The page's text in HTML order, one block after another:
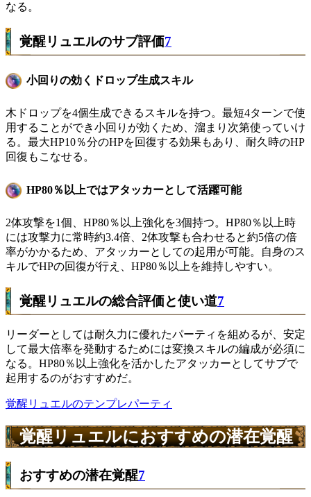
なる。
覚醒リュエルのサブ評価7
小回りの効くドロップ生成スキル
木ドロップを4個生成できるスキルを持つ。最短4ターンで使
用することができ小回りが効くため、溜まり次第使っていけ
る。最大HP10％分のHPを回復する効果もあり、耐久時のHP
回復もこなせる。
HP80％以上ではアタッカーとして活躍可能
2体攻撃を1個、HP80％以上強化を3個持つ。HP80％以上時
には攻撃力に常時約3.4倍、2体攻撃も合わせると約5倍の倍
率がかかるため、アタッカーとしての起用が可能。自身のス
キルでHPの回復が行え、HP80％以上を維持しやすい。
覚醒リュエルの総合評価と使い道7
リーダーとしては耐久力に優れたパーティを組めるが、安定
して最大倍率を発動するためには変換スキルの編成が必須に
なる。HP80％以上強化を活かしたアタッカーとしてサブで
起用するのがおすすめだ。
覚醒リュエルのテンプレパーティ
覚醒リュエルにおすすめの潜在覚醒
おすすめの潜在覚醒7